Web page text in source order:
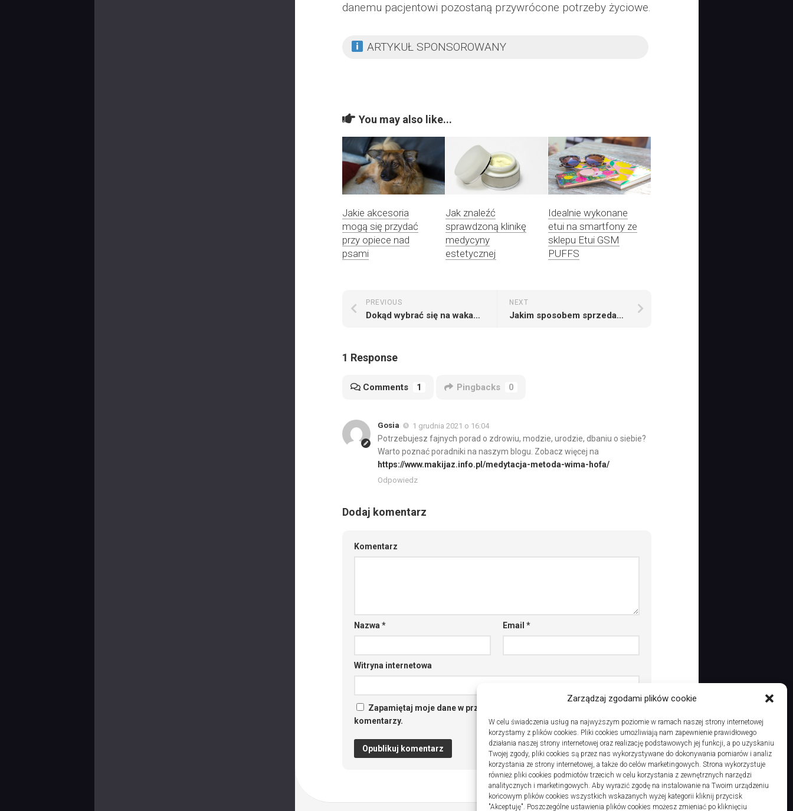
Zarządzaj zgodami plików cookie
W celu świadczenia usług na najwyższym poziomie w ramach naszej strony internetowej
korzystamy z plików cookies. Pliki cookies umożliwiają nam zapewnienie prawidłowego
działania naszej strony internetowej oraz realizację podstawowych jej funkcji, a po uzyskaniu
Twojej zgody, pliki cookies są przez nas wykorzystywane do dokonywania pomiarów i analiz
korzystania ze strony internetowej, a także do celów marketingowych. Strona wykorzystuje
również pliki cookies podmiotów trzecich w celu korzystania z zewnętrznych narzędzi
analitycznych i marketingowych. Aby wyrazić zgodę na instalowanie na Twoim urządzeniu
końcowym plików cookies wszystkich wskazanych wyżej kategorii kliknij przycisk
"Akceptuję". Poszczególne ustawienia plików cookies możesz zmieniać po kliknięciu
danemu pacjentowi pozostaną przywrócone potrzeby życiowe.
ARTYKUŁ SPONSOROWANY
You may also like...
Jakie akcesoria
mogą się przydać
przy opiece nad
psami
Jak znaleźć
sprawdzoną klinikę
medycyny
estetycznej
Idealnie wykonane
etui na smartfony ze
sklepu Etui GSM
PUFFS
NEXT
Jakim sposobem sprzedać błyskawicznie samochód?
PREVIOUS
Dokąd wybrać się na wakacje z potomkiem?
1 Response
Comments 1 Pingbacks 0
Gosia 1 grudnia 2021 o 16:04
Potrzebujesz fajnych porad o zdrowiu, modzie, urodzie, dbaniu o siebie?
Warto poznać poradniki na naszym blogu. Zobacz więcej na
https://www.makijaz.info.pl/medytacja-metoda-wima-hofa/
Odpowiedz
Dodaj komentarz
Komentarz
Nazwa * Email *
Witryna internetowa
Zapamiętaj moje dane w przeglądarce podczas pisania kolejnych
komentarzy.